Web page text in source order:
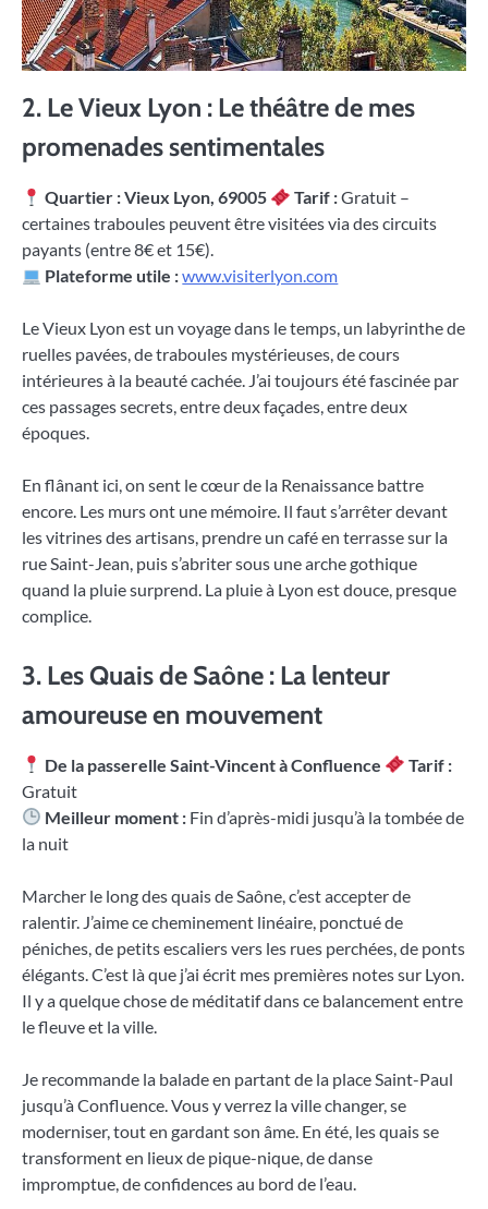
2. Le Vieux Lyon : Le théâtre de mes
promenades sentimentales
Quartier : Vieux Lyon, 69005 Tarif :Gratuit –
certaines traboules peuvent être visitées via des circuits
payants (entre 8€ et 15€).
Plateforme utile :www.visiterlyon.com
Le Vieux Lyon est un voyage dans le temps, un labyrinthe de
ruelles pavées, de traboules mystérieuses, de cours
intérieures à la beauté cachée. J’ai toujours été fascinée par
ces passages secrets, entre deux façades, entre deux
époques.
En flânant ici, on sent le cœur de la Renaissance battre
encore. Les murs ont une mémoire. Il faut s’arrêter devant
les vitrines des artisans, prendre un café en terrasse sur la
rue Saint-Jean, puis s’abriter sous une arche gothique
quand la pluie surprend. La pluie à Lyon est douce, presque
complice.
3. Les Quais de Saône : La lenteur
amoureuse en mouvement
De la passerelle Saint-Vincent à Confluence
Tarif :
Gratuit
Meilleur moment : Fin d’après-midi jusqu’à la tombée de
la nuit
Marcher le long des quais de Saône, c’est accepter de
ralentir. J’aime ce cheminement linéaire, ponctué de
péniches, de petits escaliers vers les rues perchées, de ponts
élégants. C’est là que j’ai écrit mes premières notes sur Lyon.
Il y a quelque chose de méditatif dans ce balancement entre
le fleuve et la ville.
Je recommande la balade en partant de la place Saint-Paul
jusqu’à Confluence. Vous y verrez la ville changer, se
moderniser, tout en gardant son âme. En été, les quais se
transforment en lieux de pique-nique, de danse
impromptue, de confidences au bord de l’eau.